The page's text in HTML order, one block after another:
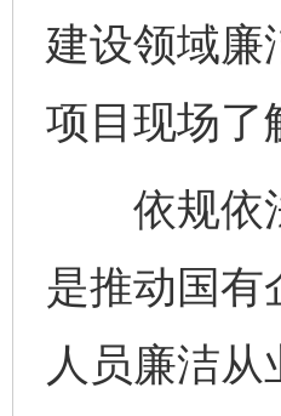
建设领域廉
项目现场了
依规依法
是推动国有
人员廉洁